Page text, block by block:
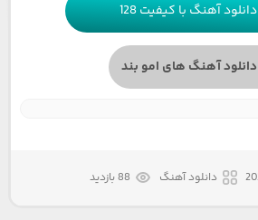
دانلود آهنگ با کیفیت 128
دانلود آهنگ های امو بند
دانلود آهنگ 88 بازدید